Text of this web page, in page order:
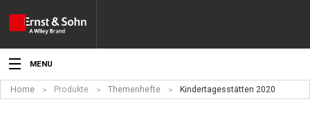
MENU
Aktuelles
Home Produkte Themenhefte Kindertagesstätten 2020